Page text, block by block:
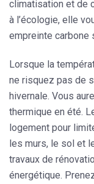
climatisation et de
à l’écologie, elle
empreinte carbone
Lorsque la
ne risquez pas de
hivernale. Vous
thermique en été.
logement pour
les murs, le sol et
travaux de
énergétique.